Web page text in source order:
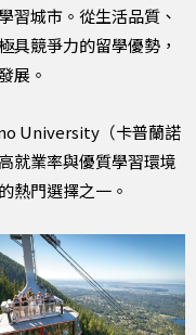
習城市。從生活品質、
具競爭力的留學優勢，
展。
University（卡普蘭諾
就業率與優質學習環境
熱門選擇之一。